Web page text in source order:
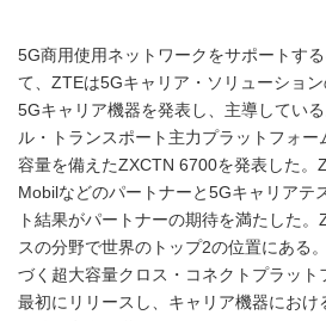
5G商用使用ネットワークをサポートす
て、ZTEは5Gキャリア・ソリューショ
5Gキャリア機器を発表し、主導してい
ル・トランスポート主力プラットフォ
容量を備えたZXCTN 6700を発表した。
Mobilなどのパートナーと5Gキャリアテ
ト結果がパートナーの期待を満たした
スの分野で世界のトップ2の位置にある
づく超大容量クロス・コネクトプラッ
最初にリリースし、キャリア機器にお